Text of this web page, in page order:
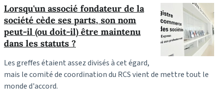
Lorsqu'un associé fondateur de la
société cède ses parts, son nom
peut-il (ou doit-il) être maintenu
dans les statuts ?
Les greffes étaient assez divisés à cet égard,
mais le comité de coordination du RCS vient de mettre tout le
monde d'accord.